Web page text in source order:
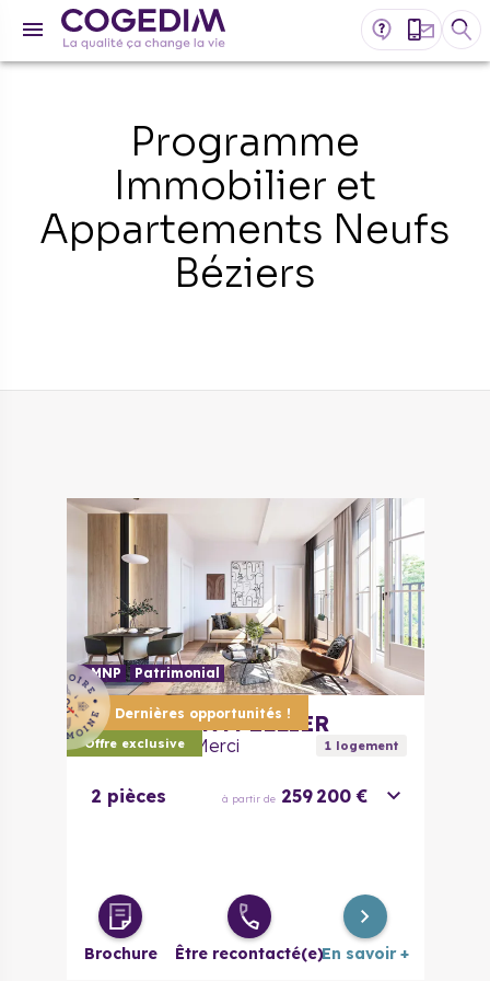
Programme
Immobilier et
Appartements Neufs
Béziers
Dernières opportunités !
Offre exclusive
LMNP Patrimonial
34000 MONTPELLIER
Le Clos de la Merci 1logement
2 pièces à partir de 259 200 €
Brochure Être recontacté(e)En savoir +